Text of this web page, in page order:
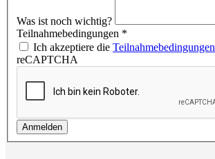
Was ist noch wichtig?
Teilnahmebedingungen *
Ich akzeptiere die Teilnahmebedingungen
reCAPTCHA
Anmelden